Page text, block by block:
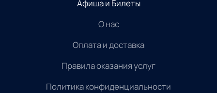
Афиша и Билеты
О нас
Оплата и доставка
Правила оказания услуг
Политика конфиденциальности